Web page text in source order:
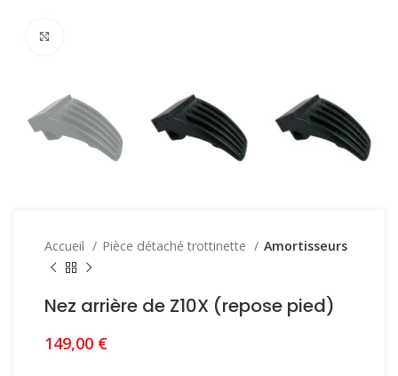
Accueil Pièce détaché trottinette Amortisseurs
Nez arrière de Z10X (repose pied)
149,00 €